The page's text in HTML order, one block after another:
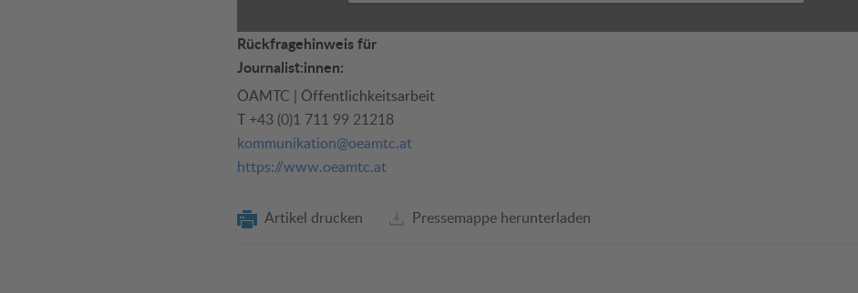
Rückfragehinweis für
Journalist:innen:
ÖAMTC | Öffentlichkeitsarbeit
T +43 (0)1 711 99 21218
kommunikation@oeamtc.at
https://www.oeamtc.at
Artikel drucken Pressemappe herunterladen